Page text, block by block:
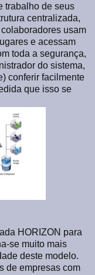
trabalho de seus
centralizada,
usam
e acessam
toda a segurança,
do sistema,
conferir facilmente
que isso se
HORIZON para
se muito mais
deste modelo.
de empresas com